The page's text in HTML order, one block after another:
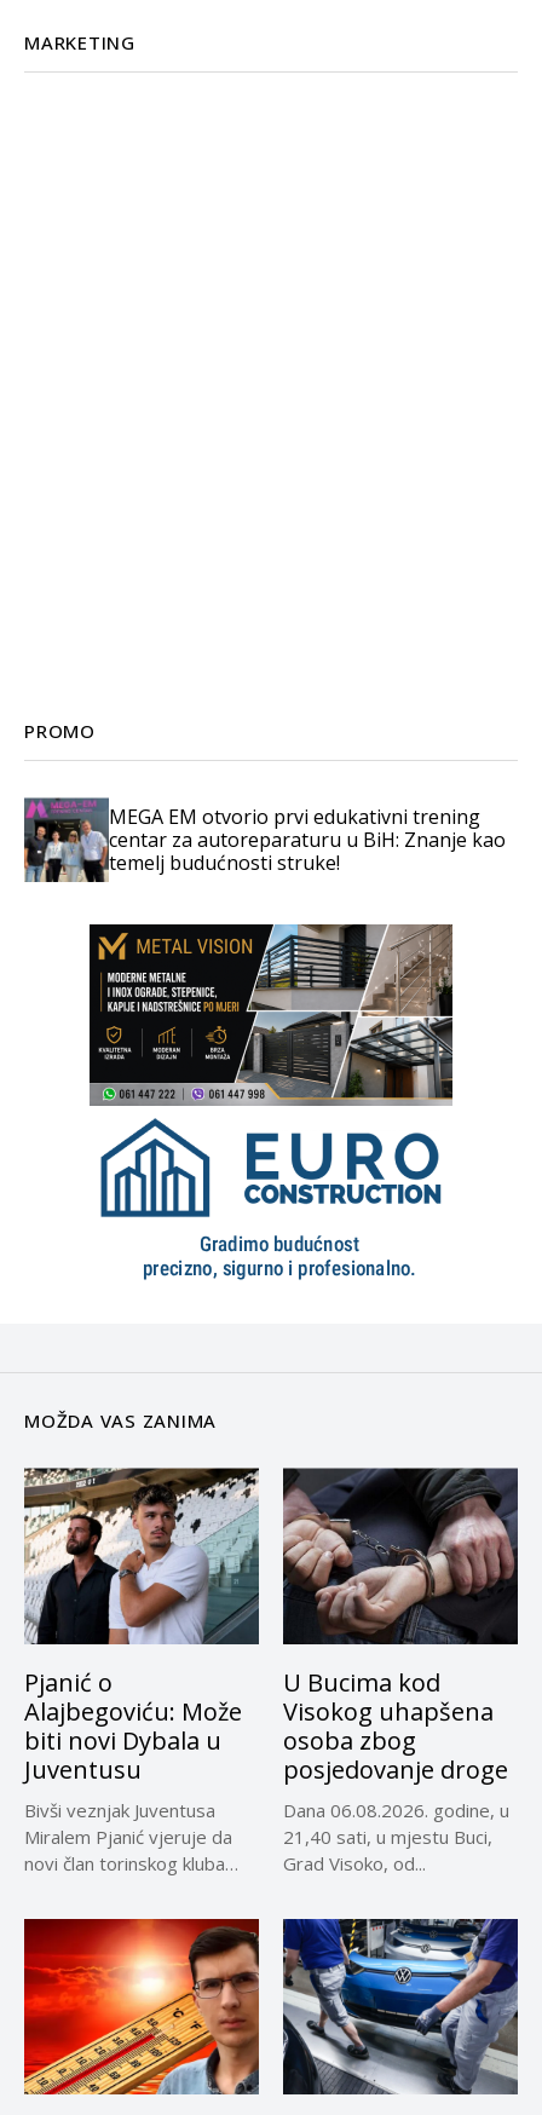
MARKETING
PROMO
MEGA EM otvorio prvi edukativni trening
centar za autoreparaturu u BiH: Znanje kao
temelj budućnosti struke!
MOŽDA VAS ZANIMA
Pjanić o
Alajbegoviću: Može
biti novi Dybala u
Juventusu
Bivši veznjak Juventusa
Miralem Pjanić vjeruje da
novi član torinskog kluba
U Bucima kod
Visokog uhapšena
osoba zbog
posjedovanje droge
Dana 06.08.2026. godine, u
21,40 sati, u mjestu Buci,
Grad Visoko, od...